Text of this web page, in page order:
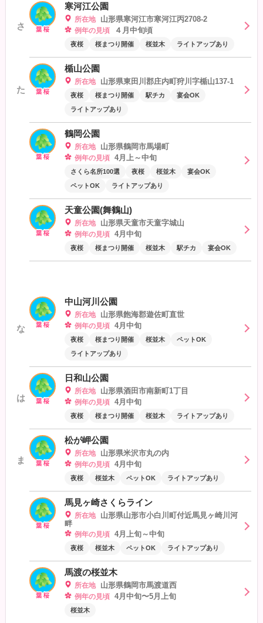
さ
寒河江公園
所在地 山形県寒河江市寒河江丙2708-2
例年の見頃 ４月中旬頃
夜桜 桜まつり開催 桜並木 ライトアップあり
た
楯山公園
所在地 山形県東田川郡庄内町狩川字楯山137-1
夜桜 桜まつり開催 駅チカ
宴会OK
ライトアップあり
鶴岡公園
所在地 山形県鶴岡市馬場町
例年の見頃 4月上～中旬
さくら名所100選 夜桜 桜並木
宴会OK
ペットOK
ライトアップあり
天童公園(舞鶴山)
所在地 山形県天童市天童字城山
例年の見頃 4月中旬
夜桜 桜まつり開催 桜並木 駅チカ 宴会OK
な
中山河川公園
所在地 山形県飽海郡遊佐町直世
例年の見頃 4月中旬
夜桜 桜まつり開催 桜並木
ペットOK
ライトアップあり
は
日和山公園
所在地 山形県酒田市南新町1丁目
例年の見頃 4月中旬
夜桜 桜まつり開催 桜並木 ライトアップあり
ま
松が岬公園
所在地 山形県米沢市丸の内
例年の見頃 4月中旬
夜桜 桜並木 ペットOK ライトアップあり
馬見ヶ崎さくらライン
所在地 山形県山形市小白川町付近馬見ヶ崎川河
畔
例年の見頃 4月上旬～中旬
夜桜 桜並木 ペットOK ライトアップあり
馬渡の桜並木
所在地 山形県鶴岡市馬渡道西
例年の見頃 4月中旬〜5月上旬
桜並木